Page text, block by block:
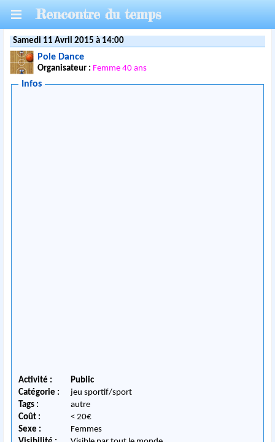
Rencontre du temps
Samedi 11 Avril 2015 à 14:00
Pole Dance
Organisateur : Femme 40 ans
Infos
Activité :
Public
Catégorie :
jeu sportif/sport
Tags :
autre
Coût :
< 20€
Sexe :
Femmes